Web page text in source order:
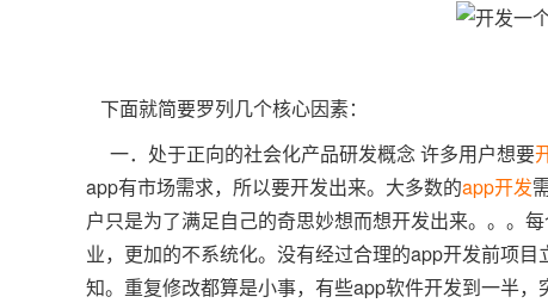
下面就简要罗列几个核心因素：
一．处于正向的社会化产品研发概念 许多用户想要
app有市场需求，所以要开发出来。大多数的app开发
户只是为了满足自己的奇思妙想而想开发出来。。。
业，更加的不系统化。没有经过合理的app开发前项
知。重复修改都算是小事，有些app软件开发到一半